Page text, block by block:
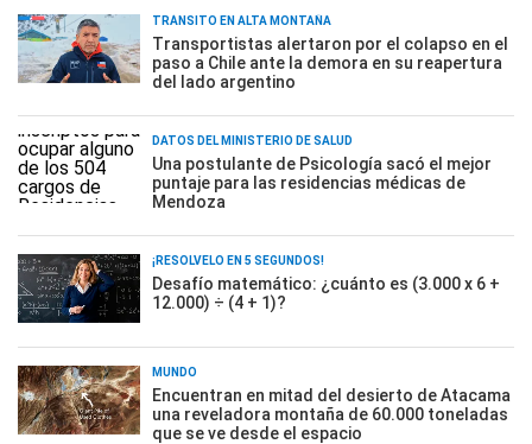
TRÁNSITO EN ALTA MONTAÑA
Transportistas alertaron por el colapso en el
paso a Chile ante la demora en su reapertura
del lado argentino
DATOS DEL MINISTERIO DE SALUD
Una postulante de Psicología sacó el mejor
puntaje para las residencias médicas de
Mendoza
¡RESOLVELO EN 5 SEGUNDOS!
Desafío matemático: ¿cuánto es (3.000 x 6 +
12.000) ÷ (4 + 1)?
MUNDO
Encuentran en mitad del desierto de Atacama
una reveladora montaña de 60.000 toneladas
que se ve desde el espacio